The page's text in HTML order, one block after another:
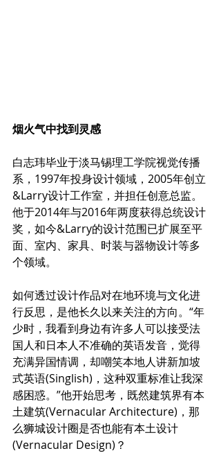
烟火气中找到灵感
白志玮毕业于淡马锡理工学院视觉传播
系，1997年投身设计领域，2005年创立
&Larry设计工作室，并担任创意总监。
他于2014年与2016年两度获得总统设计
奖，如今&Larry的设计范围已扩展至平
面、室内、家具、时装与器物设计等多
个领域。
如何透过设计作品对在地环境与文化进
行反思，是他长久以来关注的方向。“年
少时，我看到身边有许多人可以接受法
国人和日本人不准确的英语发音，觉得
充满异国情调，却嘲笑本地人讲新加坡
式英语(Singlish)，这种双重标准让我深
感困惑。”他开始思考，既然建筑界有本
土建筑(Vernacular Architecture)，那
么狮城设计圈是否也能有本土设计
(Vernacular Design)？